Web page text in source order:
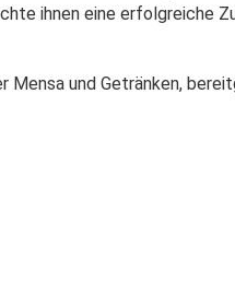
ihnen eine erfolgreiche
Mensa und Getränken,